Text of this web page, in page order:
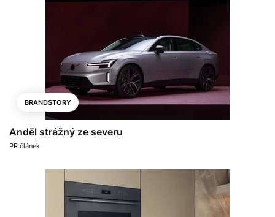
BRANDSTORY
Anděl strážný ze severu
PR článek